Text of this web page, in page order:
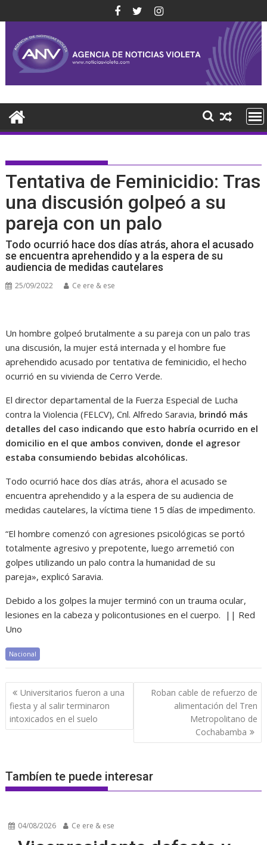
al
contenido
Tentativa de Feminicidio: Tras
una discusión golpeó a su
pareja con un palo
Todo ocurrió hace dos días atrás, ahora el acusado
se encuentra aprehendido y a la espera de su
audiencia de medidas cautelares
25/09/2022 Ce ere & ese
Un hombre golpeó brutalmente a su pareja con un palo tras
una discusión, la mujer está internada y el hombre fue
aprehendido acusado por tentativa de feminicidio, el hecho
ocurrió en su vivienda de Cerro Verde.
El director departamental de la Fuerza Especial de Lucha
contra la Violencia (FELCV), Cnl. Alfredo Saravia, brindó más
detalles del caso indicando que esto habría ocurrido en el
domicilio en el que ambos conviven, donde el agresor
estaba consumiendo bebidas alcohólicas.
Todo ocurrió hace dos días atrás, ahora el acusado se
encuentra aprehendido y a la espera de su audiencia de
medidas cautelares, la víctima tiene 15 días de impedimento.
“El hombre comenzó con agresiones psicológicas se portó
totalmente agresivo y prepotente, luego arremetió con
golpes utilizando un palo contra la humanidad de su
pareja», explicó Saravia.
Debido a los golpes la mujer terminó con un trauma ocular,
lesiones en la cabeza y policontusiones en el cuerpo. || Red
Uno
Nacional
Navegación
de
entradas
Universitarios fueron a una
fiesta y al salir terminaron
intoxicados en el suelo
Roban cable de refuerzo de
alimentación del Tren
Metropolitano de
Cochabamba
Tambíen te puede interesar
04/08/2026 Ce ere & ese